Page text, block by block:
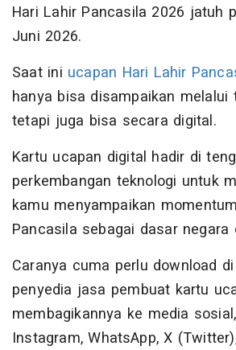
Hari Lahir Pancasila 2026 jatuh
Juni 2026.
Saat ini ucapan Hari Lahir
hanya bisa disampaikan melalui
tetapi juga bisa secara digital.
Kartu ucapan digital hadir di
perkembangan teknologi untuk
kamu menyampaikan
Pancasila sebagai dasar negara
Caranya cuma perlu download
penyedia jasa pembuat kartu
membagikannya ke media
Instagram, WhatsApp, X